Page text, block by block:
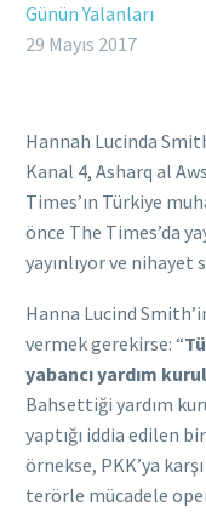
Günün Yalanları
29 Mayıs 2017
Hannah Lucinda
Kanal 4, Asharq al
Times’ın Türkiye
önce The Times’da
yayınlıyor ve nihayet
Hanna Lucind
vermek gerekirse: “
yabancı yardım
Bahsettiği yardım
yaptığı iddia edilen
örnekse, PKK’ya
terörle mücadele